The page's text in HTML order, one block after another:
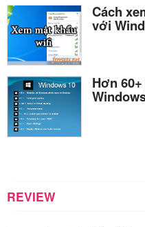
Cách
với
Hơn
REVIEW